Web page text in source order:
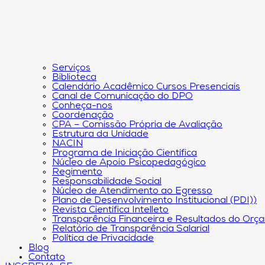
Serviços
Biblioteca
Calendário Acadêmico Cursos Presenciais
Canal de Comunicação do DPO
Conheça-nos
Coordenação
CPA – Comissão Própria de Avaliação
Estrutura da Unidade
NACIN
Programa de Iniciação Científica
Núcleo de Apoio Psicopedagógico
Regimento
Responsabilidade Social
Núcleo de Atendimento ao Egresso
Plano de Desenvolvimento Institucional (PDI))
Revista Científica Intelleto
Transparência Financeira e Resultados do
Relatório de Transparência Salarial
Política de Privacidade
Blog
Contato